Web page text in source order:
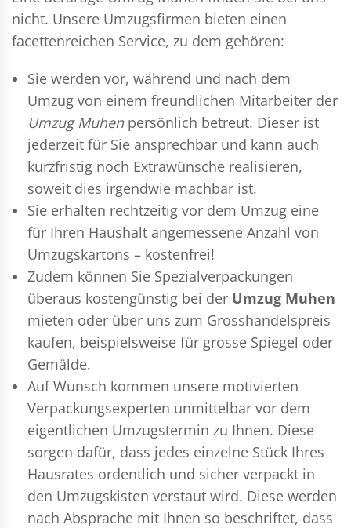
nicht. Unsere Umzugsfirmen bieten einen
facettenreichen Service, zu dem gehören:
Sie werden vor, während und nach dem
Umzug von einem freundlichen Mitarbeiter der
Umzug Muhenpersönlich betreut. Dieser ist
jederzeit für Sie ansprechbar und kann auch
kurzfristig noch Extrawünsche realisieren,
soweit dies irgendwie machbar ist.
Sie erhalten rechtzeitig vor dem Umzug eine
für Ihren Haushalt angemessene Anzahl von
Umzugskartons – kostenfrei!
Zudem können Sie Spezialverpackungen
überaus kostengünstig bei der Umzug Muhen
mieten oder über uns zum Grosshandelspreis
kaufen, beispielsweise für grosse Spiegel oder
Gemälde.
Auf Wunsch kommen unsere motivierten
Verpackungsexperten unmittelbar vor dem
eigentlichen Umzugstermin zu Ihnen. Diese
sorgen dafür, dass jedes einzelne Stück Ihres
Hausrates ordentlich und sicher verpackt in
den Umzugskisten verstaut wird. Diese werden
nach Absprache mit Ihnen so beschriftet, dass